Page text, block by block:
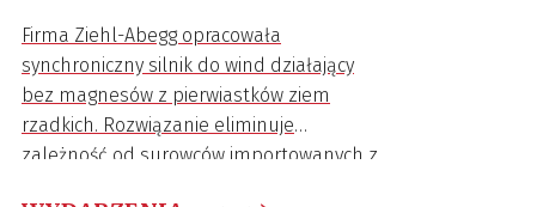
są wykonane.
Firma Ziehl-Abegg opracowała
synchroniczny silnik do wind działający
bez magnesów z pierwiastków ziem
rzadkich. Rozwiązanie eliminuje
zależność od surowców importowanych z